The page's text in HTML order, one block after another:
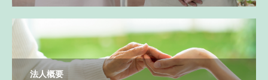
法人概要